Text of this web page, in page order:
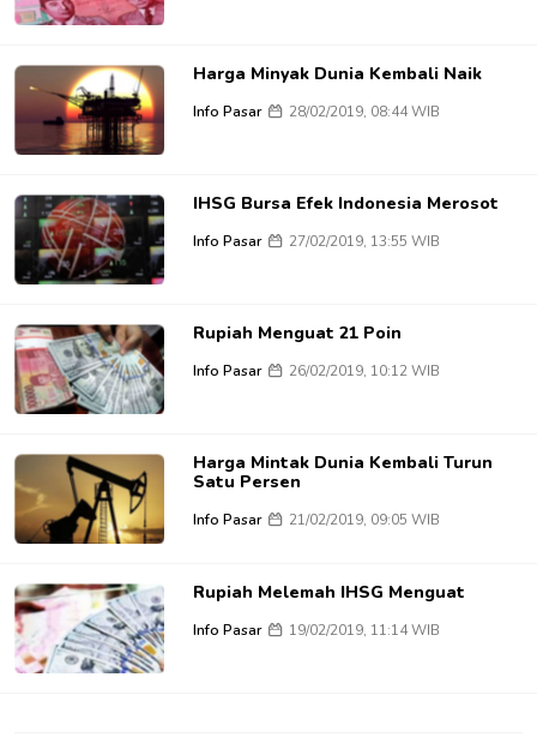
Harga Minyak Dunia Kembali Naik
Info Pasar 28/02/2019, 08:44 WIB
IHSG Bursa Efek Indonesia Merosot
Info Pasar 27/02/2019, 13:55 WIB
Rupiah Menguat 21 Poin
Info Pasar 26/02/2019, 10:12 WIB
Harga Mintak Dunia Kembali Turun
Satu Persen
Info Pasar 21/02/2019, 09:05 WIB
Rupiah Melemah IHSG Menguat
Info Pasar 19/02/2019, 11:14 WIB